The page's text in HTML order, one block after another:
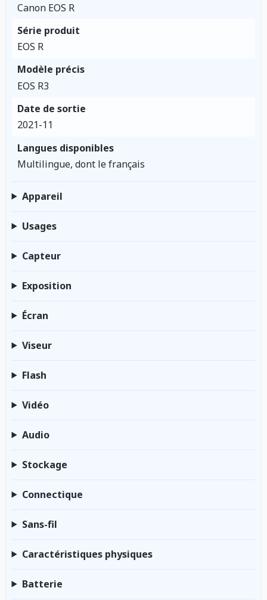
Canon EOS R
Série produit
EOS R
Modèle précis
EOS R3
Date de sortie
2021-11
Langues disponibles
Multilingue, dont le français
Appareil
Usages
Capteur
Exposition
Écran
Viseur
Flash
Vidéo
Audio
Stockage
Connectique
Sans-fil
Caractéristiques physiques
Batterie